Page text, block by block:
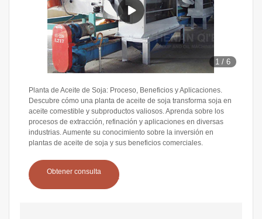
1 /6
Planta de Aceite de Soja: Proceso, Beneficios y Aplicaciones.
Descubre cómo una planta de aceite de soja transforma soja en
aceite comestible y subproductos valiosos. Aprenda sobre los
procesos de extracción, refinación y aplicaciones en diversas
industrias. Aumente su conocimiento sobre la inversión en
plantas de aceite de soja y sus beneficios comerciales.
Obtener consulta